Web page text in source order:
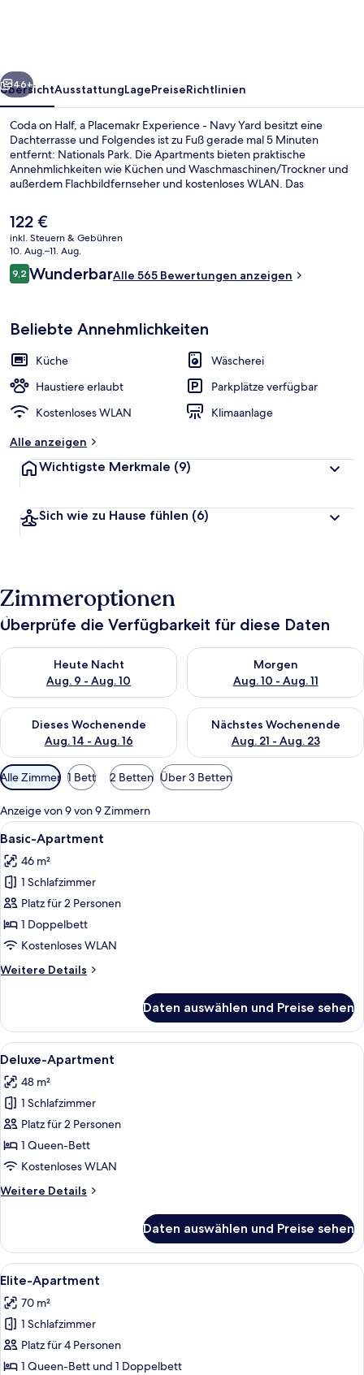
-
Navy
Yard
Weiter
46+
ÜbersichtAusstattungLagePreiseRichtlinien
Coda on Half, a Placemakr Experience - Navy Yard besitzt eine
Dachterrasse und Folgendes ist zu Fuß gerade mal 5 Minuten
entfernt: Nationals Park. Die Apartments bieten praktische
Annehmlichkeiten wie Küchen und Waschmaschinen/Trockner und
außerdem Flachbildfernseher und kostenloses WLAN. Das
anderen Reisenden. Die öffentlichen Verkehrsmittel sind nur einen
kurzen Fußmarsch entfernt: Zur Station Navy Yard sind es 5 Minuten
und zur Station Waterfront 12 Minuten.
Der
aktuelle
Preis
beträgt
122 €.
122 €
inkl. Steuern & Gebühren
10. Aug.–11. Aug.
Bewertungen
9,29,2 von 10.
WunderbarAlle 565 Bewertungen anzeigen
Beliebte Annehmlichkeiten
Küche
Wäscherei
Haustiere erlaubt
Parkplätze verfügbar
Kostenloses WLAN
Klimaanlage
Alle anzeigen
Wichtigste Merkmale (9)
Sich wie zu Hause fühlen (6)
Zimmeroptionen
Überprüfe die Verfügbarkeit für diese Daten
Heute Nacht
Aug. 9 - Aug. 10
Überprüfe die Verfügbarkeit für heute Nacht, Aug. 9 - Aug.
Morgen
Aug. 10 - Aug. 11
Überprüfe die Verfügbarkeit
Dieses Wochenende
Aug. 14 - Aug. 16
Überprüfe die Verfügbarkeit für dieses Wochenende, Aug. 14
Nächstes Wochenende
Aug. 21 - Aug. 23
Überprüfe die Verfügbarkeit
Verfügbare
Filter
für
Zimmer
Alle Zimmer 1 Bett 2 Betten Über 3 Betten
Anzeige von 9 von 9 Zimmern
Alle
Fotos
für
Basic-
Apartment
anzeigen
Ein modernes Schlafzimmer mit
5
Basic-Apartment
46 m²
1 Schlafzimmer
Platz für 2 Personen
1 Doppelbett
Kostenloses WLAN
Weitere Details
Weitere
Apartment
Daten auswählen und Preise sehen
Alle
Fotos
für
Deluxe-
Apartment
anzeigen
Ein Schlafzimmer mit einem Bett,
5
Deluxe-Apartment
48 m²
1 Schlafzimmer
Platz für 2 Personen
1 Queen-Bett
Kostenloses WLAN
Weitere Details
Weitere
Apartment
Daten auswählen und Preise sehen
Alle
Fotos
für
Elite-
Apartment
anzeigen
Ein modernes Wohnzimmer mit
6
Elite-Apartment
70 m²
1 Schlafzimmer
Platz für 4 Personen
1 Queen-Bett und 1 Doppelbett